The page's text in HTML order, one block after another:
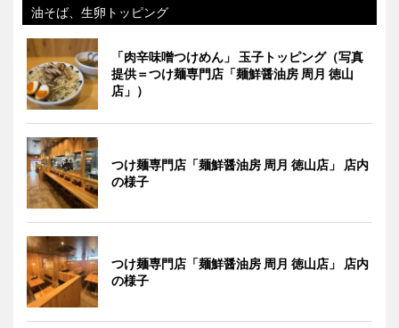
油そば、生卵トッピング
「肉辛味噌つけめん」 玉子トッピング（写真
提供＝つけ麺専門店「麺鮮醤油房 周月 徳山
店」）
つけ麺専門店「麺鮮醤油房 周月 徳山店」 店内
の様子
つけ麺専門店「麺鮮醤油房 周月 徳山店」 店内
の様子